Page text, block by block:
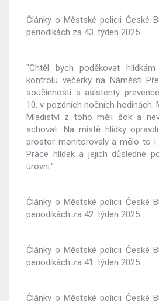
Články o Městské policii České
periodikách za 43. týden 2025.
"Chtěl bych poděkovat
kontrolu večerky na Náměstí
součinnosti s asistenty
10. v pozdních nočních hodinách.
Mladiství z toho měli šok a
schovat. Na místě hlídky
prostor monitorovaly a mělo to i
Práce hlídek a jejich důsledné
úrovni."
Články o Městské policii České
periodikách za 42. týden 2025.
Články o Městské policii České
periodikách za 41. týden 2025.
Články o Městské policii České